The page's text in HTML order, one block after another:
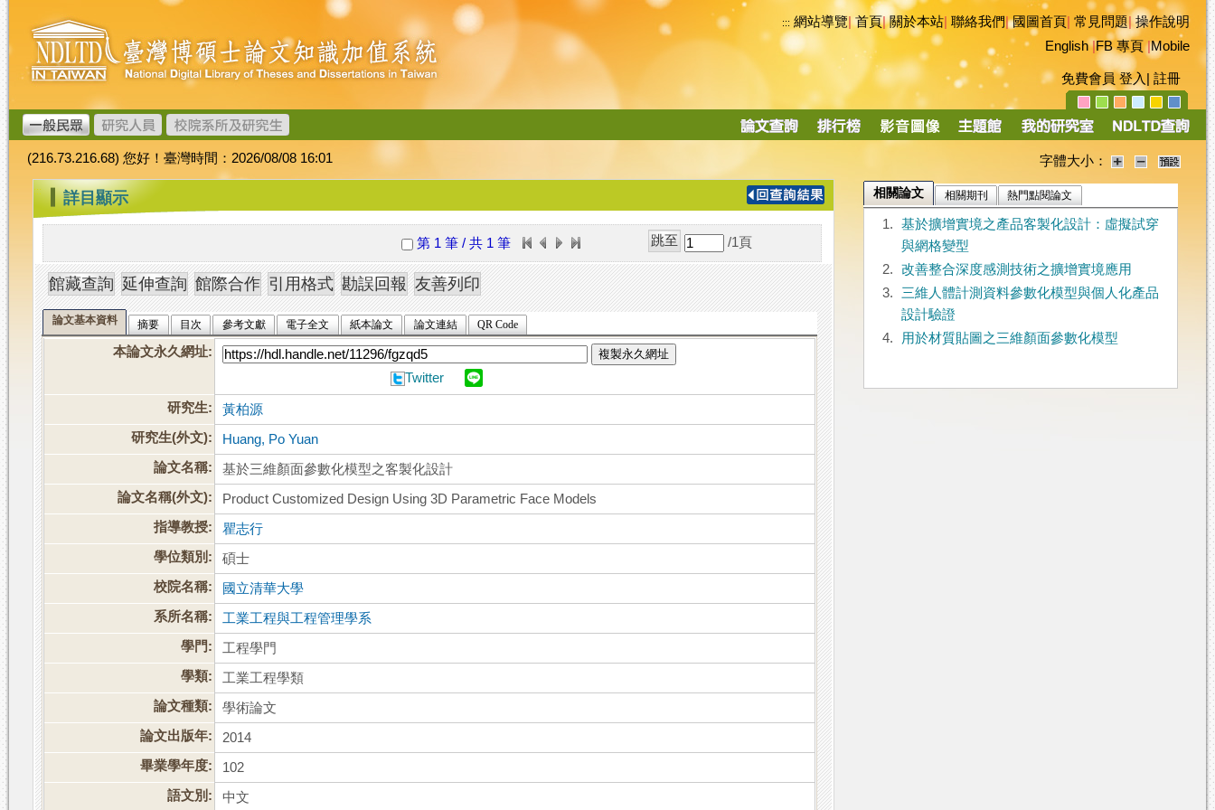
跳
到
主
要
內
容
臺
灣
博
碩
士
論
文
加
值
系
統
::: 網站導覽|首頁|關於本站 聯絡我們|國圖首頁 常見問題|操作說明
English|FB 專頁|Mobile
免費會員 登入 註冊
導
(216.73.216.68) 您好！臺灣時間：2026/08/08 16:01 字體大小：
::: 詳目顯示
第 1 筆 / 共 1 筆 /1 頁
論文基本資料 摘要 目次 參考文獻 電子全文 紙本論文 論文連結 QR Code
本論文永久網址: 複製永久網址
Twitter
研究生:
黃柏源
研究生(外文):
Huang, Po Yuan
論文名稱:
基於三維顏面參數化模型之客製化設計
論文名稱(外文):
Product Customized Design Using 3D Parametric Face Models
指導教授:
瞿志行
學位類別:
碩士
校院名稱:
國立清華大學
系所名稱:
工業工程與工程管理學系
學門:
工程學門
學類:
工業工程學類
論文種類:
學術論文
論文出版年:
2014
畢業學年度:
102
語文別:
中文
相關論文 相關期刊 熱門點閱論文
1.
基於擴增實境之產品客製化設計：虛擬試穿
與網格變型
2.
改善整合深度感測技術之擴增實境應用
3.
三維人體計測資料參數化模型與個人化產品
設計驗證
4.
用於材質貼圖之三維顏面參數化模型